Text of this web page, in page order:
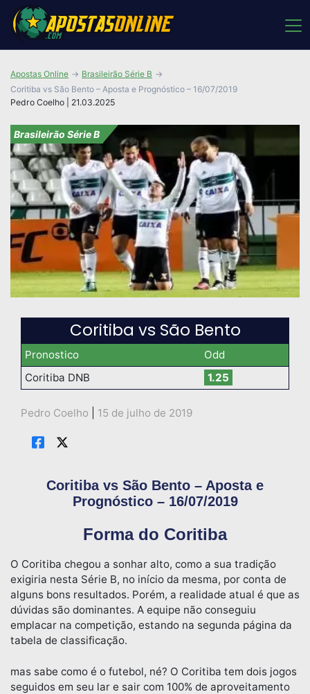
Pedro Coelho | 21.03.2025
Apostas Online
Brasileirão Série B
Coritiba vs São Bento – Aposta e Prognóstico – 16/07/2019
Brasileirão Série B
Coritiba vs São Bento
Pronostico
Odd
Coritiba DNB
1.25
Pedro Coelho 15 de julho de 2019
Coritiba vs São Bento – Aposta e
Prognóstico – 16/07/2019
Forma do Coritiba
O Coritiba chegou a sonhar alto, como a sua tradição
exigiria nesta Série B, no início da mesma, por conta de
alguns bons resultados. Porém, a realidade atual é que as
dúvidas são dominantes. A equipe não conseguiu
emplacar na competição, estando na segunda página da
tabela de classificação.
mas sabe como é o futebol, né? O Coritiba tem dois jogos
seguidos em seu lar e sair com 100% de aproveitamento